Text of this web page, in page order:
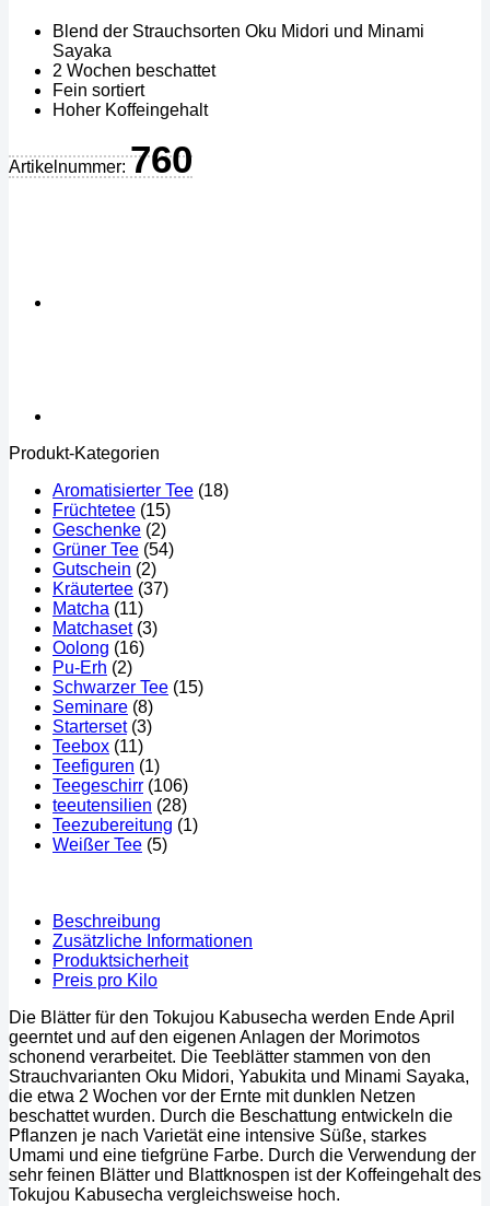
Blend der Strauchsorten Oku Midori und Minami
Sayaka
2 Wochen beschattet
Fein sortiert
Hoher Koffeingehalt
Artikelnummer: 760
Produkt-Kategorien
Aromatisierter Tee (18)
Früchtetee (15)
Geschenke (2)
Grüner Tee (54)
Gutschein (2)
Kräutertee (37)
Matcha (11)
Matchaset (3)
Oolong (16)
Pu-Erh (2)
Schwarzer Tee (15)
Seminare (8)
Starterset (3)
Teebox (11)
Teefiguren (1)
Teegeschirr (106)
teeutensilien (28)
Teezubereitung (1)
Weißer Tee (5)
Beschreibung
Zusätzliche Informationen
Produktsicherheit
Preis pro Kilo
Die Blätter für den Tokujou Kabusecha werden Ende April
geerntet und auf den eigenen Anlagen der Morimotos
schonend verarbeitet. Die Teeblätter stammen von den
Strauchvarianten Oku Midori, Yabukita und Minami Sayaka,
die etwa 2 Wochen vor der Ernte mit dunklen Netzen
beschattet wurden. Durch die Beschattung entwickeln die
Pflanzen je nach Varietät eine intensive Süße, starkes
Umami und eine tiefgrüne Farbe. Durch die Verwendung der
sehr feinen Blätter und Blattknospen ist der Koffeingehalt des
Tokujou Kabusecha vergleichsweise hoch.